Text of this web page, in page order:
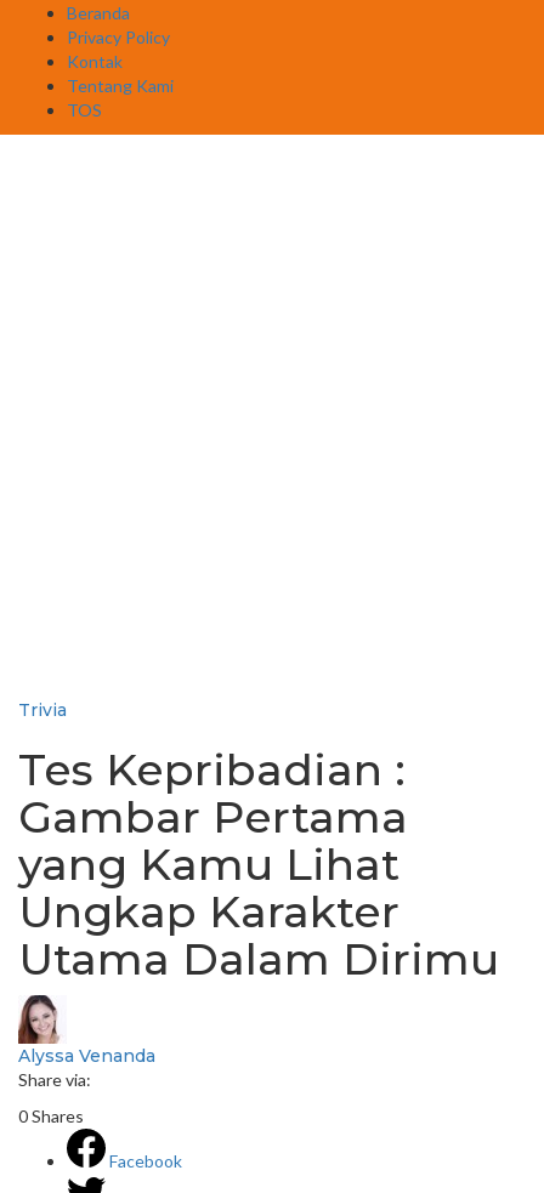
Beranda
Privacy Policy
Kontak
Tentang Kami
TOS
Trivia
Tes Kepribadian :
Gambar Pertama
yang Kamu Lihat
Ungkap Karakter
Utama Dalam Dirimu
Alyssa Venanda
Share via:
0Shares
Facebook